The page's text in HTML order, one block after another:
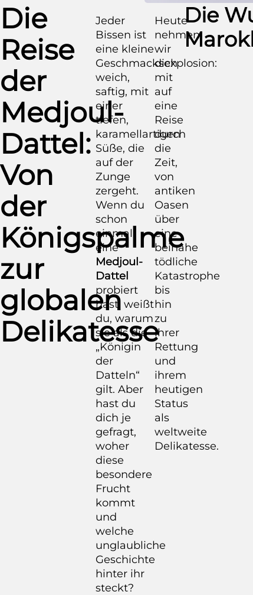
Die
Reise
der
Medjoul-
Dattel:
Von
der
Königspalme
zur
globalen
Delikatesse
Jeder
Bissen ist
eine kleine
Geschmacksexplosion:
weich,
saftig, mit
einer
tiefen,
karamellartigen
Süße, die
auf der
Zunge
zergeht.
Wenn du
schon
einmal
eine
Medjoul-
Dattel
probiert
hast, weißt
du, warum
sie als die
„Königin
der
Datteln“
gilt. Aber
hast du
dich je
gefragt,
woher
diese
besondere
Frucht
kommt
und
welche
unglaubliche
Geschichte
hinter ihr
steckt?
Heute
nehmen
wir
dich
mit
auf
eine
Reise
durch
die
Zeit,
von
antiken
Oasen
über
eine
beinahe
tödliche
Katastrophe
bis
hin
zu
ihrer
Rettung
und
ihrem
heutigen
Status
als
weltweite
Delikatesse.
Die